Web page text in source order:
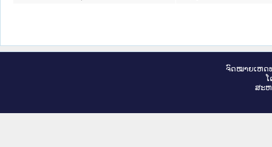
ຈົດ​ໝາຍ​ເຫດ​
ສະ​ຫ